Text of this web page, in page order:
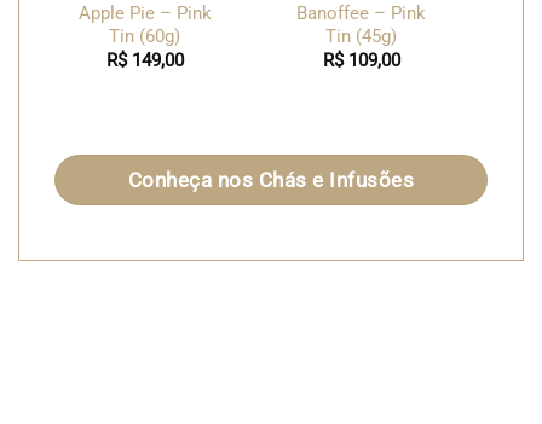
Apple Pie – Pink
Tin (60g)
R$149,00
Banoffee – Pink
Tin (45g)
R$109,00
Conheça nos Chás e Infusões